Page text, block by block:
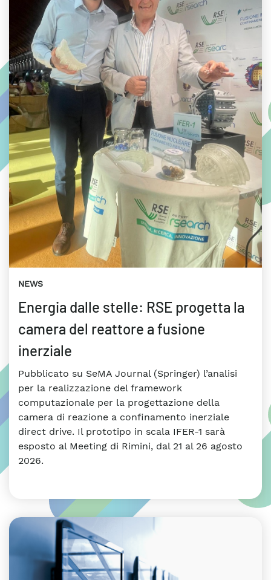
NEWS
Energia dalle stelle: RSE progetta la
camera del reattore a fusione
inerziale
Pubblicato su SeMA Journal (Springer) l’analisi
per la realizzazione del framework
computazionale per la progettazione della
camera di reazione a confinamento inerziale
direct drive. Il prototipo in scala IFER-1 sarà
esposto al Meeting di Rimini, dal 21 al 26 agosto
2026.